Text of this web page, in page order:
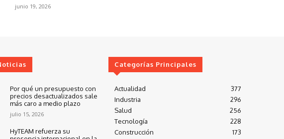
junio 19, 2026
Por qué un presupuesto con
precios desactualizados sale
más caro a medio plazo
julio 15, 2026
HyTEAM refuerza su
Categorías Principales
Actualidad
377
Industria
296
Salud
256
Tecnología
228
Construcción
173